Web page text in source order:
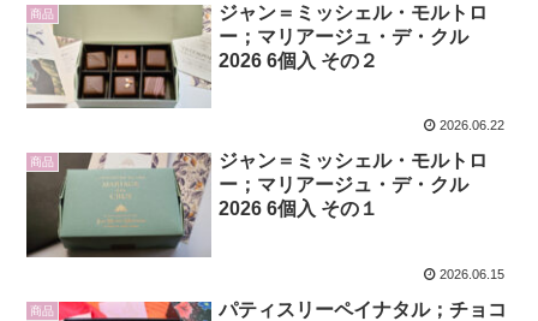
商品
ジャン＝ミッシェル・モルトロ
ー；マリアージュ・デ・クル
2026 6個入 その２
2026.06.22
商品
ジャン＝ミッシェル・モルトロ
ー；マリアージュ・デ・クル
2026 6個入 その１
2026.06.15
商品
パティスリーペイナタル；チョコ